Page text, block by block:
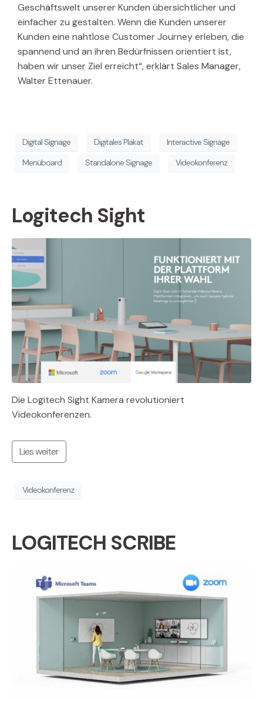
Geschäftswelt unserer Kunden übersichtlicher und
einfacher zu gestalten. Wenn die Kunden unserer
Kunden eine nahtlose Customer Journey erleben, die
spannend und an ihren Bedürfnissen orientiert ist,
haben wir unser Ziel erreicht“, erklärt Sales Manager,
Walter Ettenauer.
Digital Signage Digitales Plakat
Interactive Signage
Menüboard
Standalone Signage Videokonferenz
Logitech Sight
Die Logitech Sight Kamera revolutioniert
Videokonferenzen.
Lies weiter
Videokonferenz
LOGITECH SCRIBE